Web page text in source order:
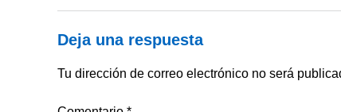
Deja una respuesta
Tu dirección de correo electrónico no será